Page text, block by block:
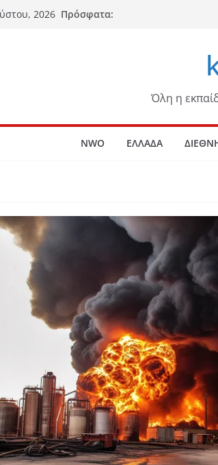
2026 Πρόσφατα:
Όλη η
NWO ΕΛΛΑΔΑ